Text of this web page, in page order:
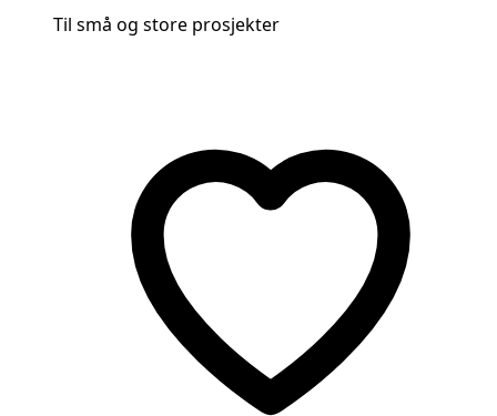
Til små og store prosjekter